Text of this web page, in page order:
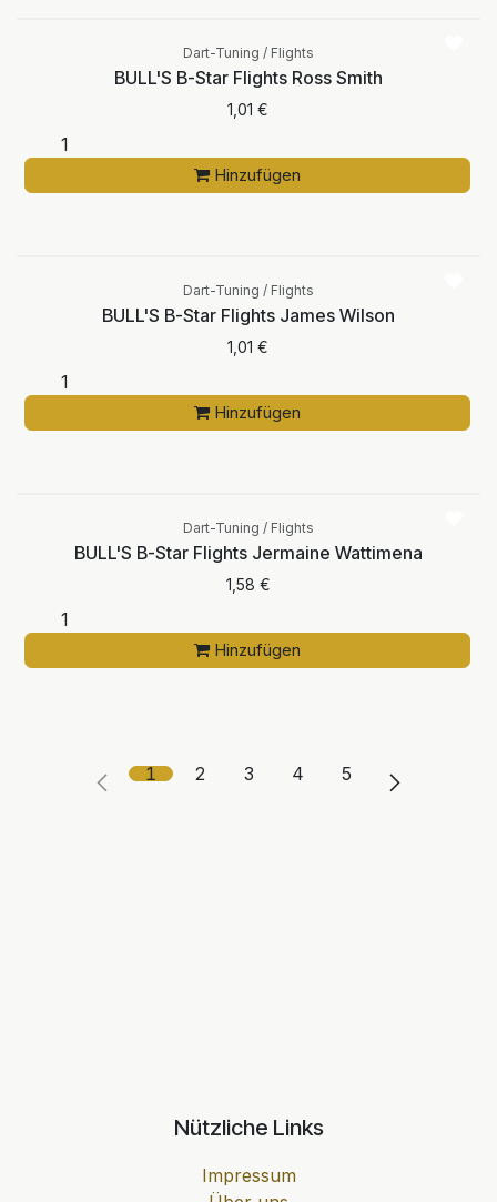
Dart-Tuning / Flights
BULL'S B-Star Flights Ross Smith
1,01 €
Hinzufügen
Dart-Tuning / Flights
BULL'S B-Star Flights James Wilson
1,01 €
Hinzufügen
Dart-Tuning / Flights
BULL'S B-Star Flights Jermaine Wattimena
1,58 €
Hinzufügen
1 2 3 4 5
Nützliche Links
Impressum